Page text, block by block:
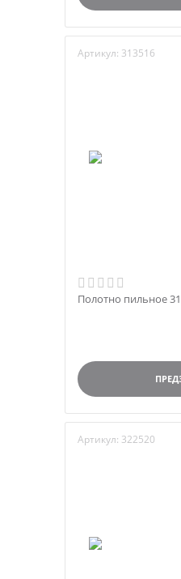
Артикул: 313516
Полотно пильное
Артикул: 322520